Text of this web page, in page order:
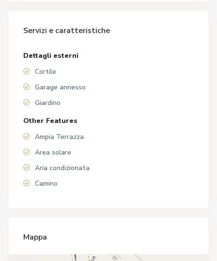
Servizi e caratteristiche
Dettagli esterni
Cortile
Garage annesso
Giardino
Other Features
Ampia Terrazza
Area solare
Aria condizionata
Camino
Mappa